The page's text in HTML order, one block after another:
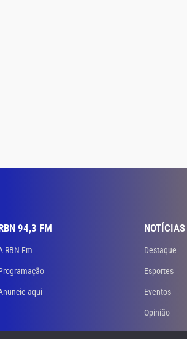
94,3 FM
RBN Fm
aqui
NOTÍCIAS
Destaque
Esportes
Eventos
Opinião